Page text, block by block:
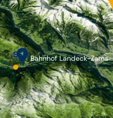
SEE Bahnhof Landeck-Zams